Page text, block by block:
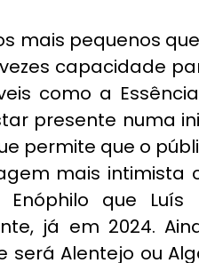
mais pequenos
capacidade
como a
presente numa
permite que o
mais
Enóphilo que
já em 2024.
será Alentejo ou